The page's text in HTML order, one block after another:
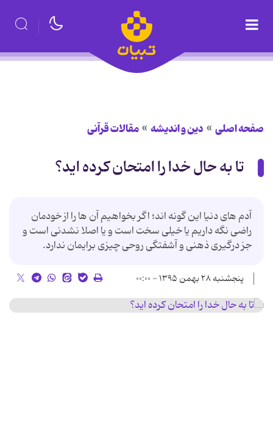
صفحه اصلی دین و اندیشه مقالات قرآنی
تا به حال خدا را امتحان کرده اید؟
آدم های دنیا این گونه اند؛ اگر بخواهیم آن ها را از خودمان
راضی نگه داریم یا خیلی سخت است و یا اصلا نشدنی است و
جز درگیری ذهنی و آشفتگی روحی چیزی برایمان ندارد.
پنجشنبه ۲۸ بهمن ۱۳۹۵ - ۰۰:۰۰